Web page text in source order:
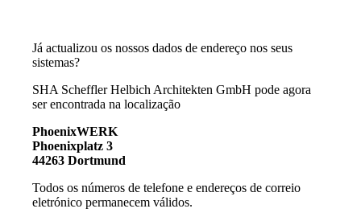
Já actualizou os nossos dados de endereço nos seus
sistemas?
SHA Scheffler Helbich Architekten GmbH pode agora
ser encontrada na localização
PhoenixWERK
Phoenixplatz 3
44263 Dortmund
Todos os números de telefone e endereços de correio
eletrónico permanecem válidos.